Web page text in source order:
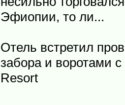
Эфиопии, то ли...
Отель встретил
забора и воротами
Resort